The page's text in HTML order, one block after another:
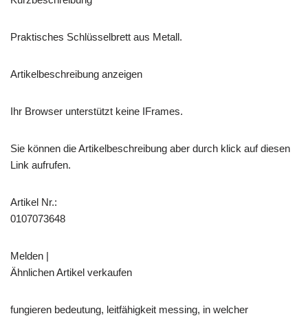
Praktisches Schlüsselbrett aus Metall.
Artikelbeschreibung anzeigen
Ihr Browser unterstützt keine IFrames.
Sie können die Artikelbeschreibung aber durch klick auf diesen
Link aufrufen.
Artikel Nr.:
0107073648
Melden |
Ähnlichen Artikel verkaufen
fungieren bedeutung, leitfähigkeit messing, in welcher